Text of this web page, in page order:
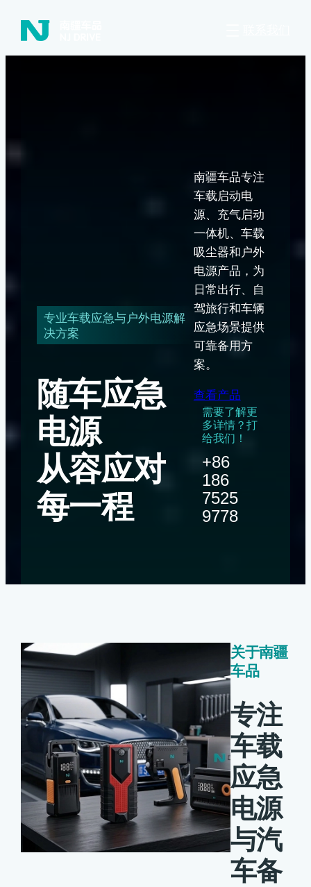
专业车载应急与户外电源解
决方案
随车应急
电源
从容应对
每一程
南疆车品专注
车载启动电
源、充气启动
一体机、车载
吸尘器和户外
电源产品，为
日常出行、自
驾旅行和车辆
应急场景提供
可靠备用方
案。
查看产品
需要了解更
多详情？打
给我们！
+86
186
7525
9778
关于南疆
车品
专注
车载
应急
电源
与汽
车备